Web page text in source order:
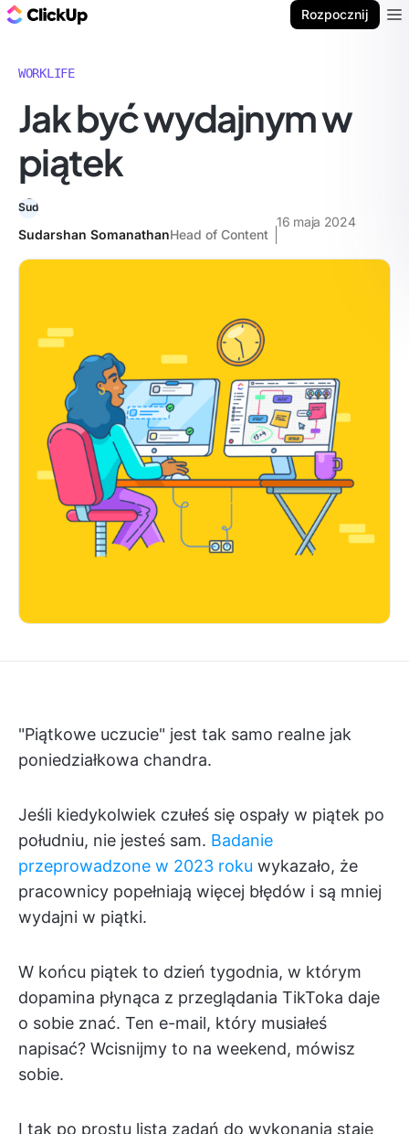
Rozpocznij
WORKLIFE
Jak być wydajnym w
piątek
Sudarshan SomanathanHead of Content
16 maja 2024
"Piątkowe uczucie" jest tak samo realne jak
poniedziałkowa chandra.
Jeśli kiedykolwiek czułeś się ospały w piątek po
południu, nie jesteś sam. Badanie
przeprowadzone w 2023 roku wykazało, że
pracownicy popełniają więcej błędów i są mniej
wydajni w piątki.
W końcu piątek to dzień tygodnia, w którym
dopamina płynąca z przeglądania TikToka daje
o sobie znać. Ten e-mail, który musiałeś
napisać? Wcisnijmy to na weekend, mówisz
sobie.
I tak po prostu lista zadań do wykonania staje